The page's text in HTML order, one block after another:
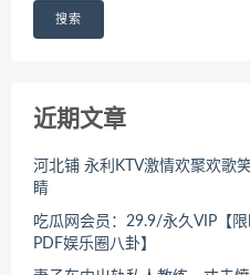
搜索
近期文章
河北铺 永利KTV激情欢聚欢歌
睛
吃瓜网会员：29.9/永久VIP【
PDF娱乐圈八卦】